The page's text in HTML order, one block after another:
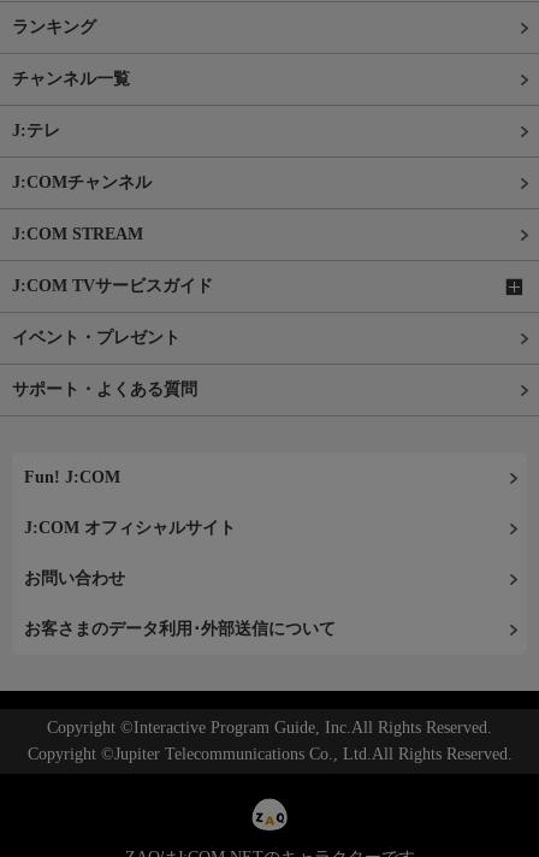
ランキング
チャンネル一覧
J:テレ
J:COMチャンネル
J:COM STREAM
J:COM TVサービスガイド
イベント・プレゼント
サポート・よくある質問
Fun! J:COM
J:COM オフィシャルサイト
お問い合わせ
お客さまのデータ利用･外部送信について
Copyright ©Interactive Program Guide, Inc.All Rights Reserved.
Copyright ©Jupiter Telecommunications Co., Ltd.All Rights Reserved.